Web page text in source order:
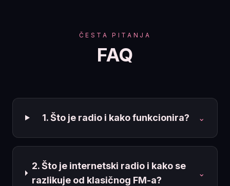
ČESTA PITANJA
FAQ
1. Što je radio i kako funkcionira? ⌄
2. Što je internetski radio i kako se
razlikuje od klasičnog FM-a?
⌄